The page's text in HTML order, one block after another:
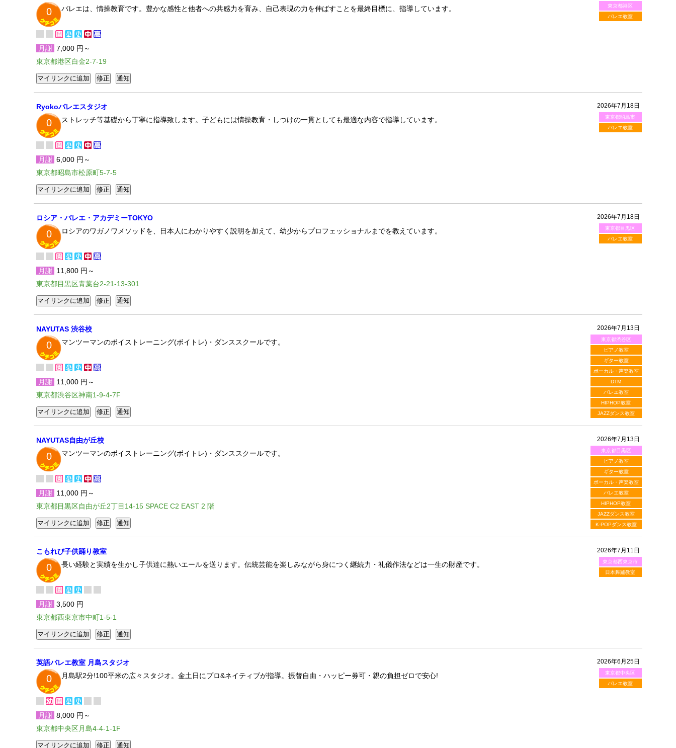
東京都港区
バレエ教室
0 バレエは、情操教育です。豊かな感性と他者への共感力を育み、自己表現の力を伸ばすことを最終目標に、指導しています。
月謝 7,000 円～
東京都港区白金2-7-19
2026年7月18日
東京都昭島市
バレエ教室
Ryokoバレエスタジオ
0 ストレッチ等基礎から丁寧に指導致します。子どもには情操教育・しつけの一貫としても最適な内容で指導しています。
月謝 6,000 円～
東京都昭島市松原町5-7-5
2026年7月18日
東京都目黒区
バレエ教室
ロシア・バレエ・アカデミーTOKYO
0 ロシアのワガノワメソッドを、日本人にわかりやすく説明を加えて、幼少からプロフェッショナルまでを教えています。
月謝 11,800 円～
東京都目黒区青葉台2-21-13-301
2026年7月13日
東京都渋谷区
ピアノ教室
ギター教室
ボーカル・声楽教室
DTM
バレエ教室
HIPHOP教室
JAZZダンス教室
NAYUTAS 渋谷校
0 マンツーマンのボイストレーニング(ボイトレ)・ダンススクールです。
月謝 11,000 円～
東京都渋谷区神南1-9-4-7F
2026年7月13日
東京都目黒区
ピアノ教室
ギター教室
ボーカル・声楽教室
バレエ教室
HIPHOP教室
JAZZダンス教室
K-POPダンス教室
NAYUTAS自由が丘校
0 マンツーマンのボイストレーニング(ボイトレ)・ダンススクールです。
月謝 11,000 円～
東京都目黒区自由が丘2丁目14-15 SPACE C2 EAST 2 階
2026年7月11日
東京都西東京市
日本舞踊教室
こもれび子供踊り教室
0 長い経験と実績を生かし子供達に熱いエールを送ります。伝統芸能を楽しみながら身につく継続力・礼儀作法などは一生の財産です。
月謝 3,500 円
東京都西東京市中町1-5-1
2026年6月25日
東京都中央区
バレエ教室
英語バレエ教室 月島スタジオ
0 月島駅2分!100平米の広々スタジオ。金土日にプロ&ネイティブが指導。振替自由・ハッピー券可・親の負担ゼロで安心!
月謝 8,000 円～
東京都中央区月島4-4-1-1F